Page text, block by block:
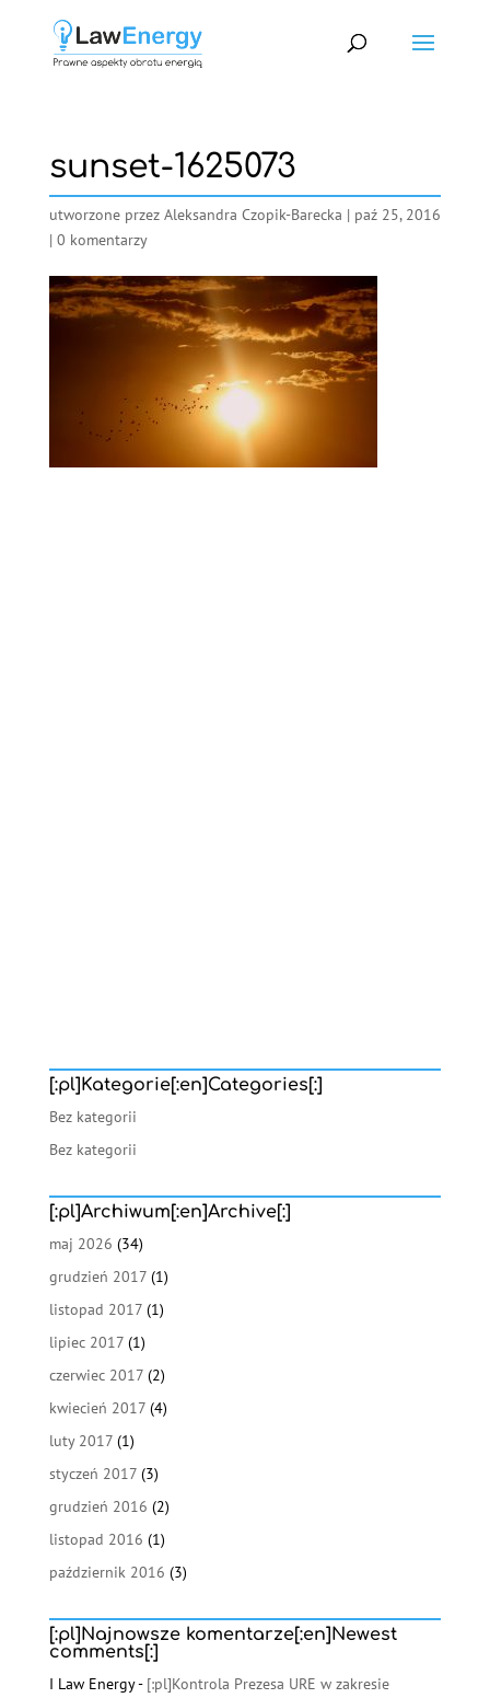
sunset-1625073
utworzone przez Aleksandra Czopik-Barecka | paź 25, 2016
| 0 komentarzy
[:pl]Kategorie[:en]Categories[:]
Bez kategorii
Bez kategorii
[:pl]Archiwum[:en]Archive[:]
maj 2026 (34)
grudzień 2017(1)
listopad 2017(1)
lipiec 2017(1)
czerwiec 2017(2)
kwiecień 2017(4)
luty 2017(1)
styczeń 2017(3)
grudzień 2016 (2)
listopad 2016 (1)
październik 2016 (3)
[:pl]Najnowsze komentarze[:en]Newest
comments[:]
I Law Energy- [:pl]Kontrola Prezesa URE w zakresie